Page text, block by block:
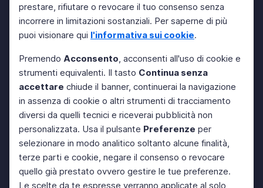
prestare, rifiutare o revocare il tuo consenso senza
incorrere in limitazioni sostanziali. Per saperne di più
puoi visionare qui l'informativa sui cookie.
Premendo Acconsento, acconsenti all'uso di cookie e
strumenti equivalenti. Il tasto Continua senza
accettare chiude il banner, continuerai la navigazione
in assenza di cookie o altri strumenti di tracciamento
diversi da quelli tecnici e riceverai pubblicità non
personalizzata. Usa il pulsante Preferenze per
selezionare in modo analitico soltanto alcune finalità,
terze parti e cookie, negare il consenso o revocare
quello già prestato ovvero gestire le tue preferenze.
Le scelte da te espresse verranno applicate al solo